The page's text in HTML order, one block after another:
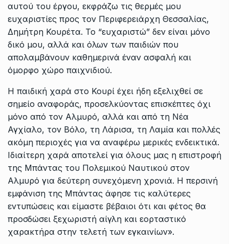
αυτού του έργου, εκφράζω τις θερμές μου
ευχαριστίες προς τον Περιφερειάρχη Θεσσαλίας,
Δημήτρη Κουρέτα. Το “ευχαριστώ” δεν είναι μόνο
δικό μου, αλλά και όλων των παιδιών που
απολαμβάνουν καθημερινά έναν ασφαλή και
όμορφο χώρο παιχνιδιού.
Η παιδική χαρά στο Κουρί έχει ήδη εξελιχθεί σε
σημείο αναφοράς, προσελκύοντας επισκέπτες όχι
μόνο από τον Αλμυρό, αλλά και από τη Νέα
Αγχίαλο, τον Βόλο, τη Λάρισα, τη Λαμία και πολλές
ακόμη περιοχές για να αναφέρω μερικές ενδεικτικά.
Ιδιαίτερη χαρά αποτελεί για όλους μας η επιστροφή
της Μπάντας του Πολεμικού Ναυτικού στον
Αλμυρό για δεύτερη συνεχόμενη χρονιά. Η περσινή
εμφάνιση της Μπάντας άφησε τις καλύτερες
εντυπώσεις και είμαστε βέβαιοι ότι και φέτος θα
προσδώσει ξεχωριστή αίγλη και εορταστικό
χαρακτήρα στην τελετή των εγκαινίων».